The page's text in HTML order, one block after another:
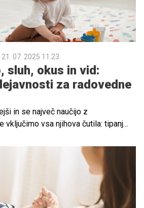
21. 07. 2025 11.23
sluh, okus in vid:
za radovedne
in se največ naučijo z
vključimo vsa njihova čutila: tipanje,
zato smo za vas pripravili pet
otrokov razvoj.